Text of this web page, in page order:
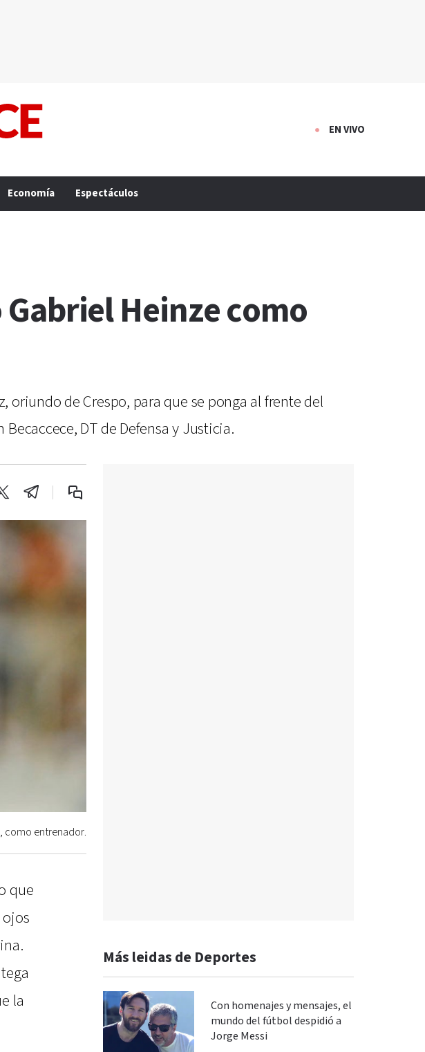
EN VIVO
Economía Espectáculos
Heinze como
de Crespo, para que se ponga al frente del
DT de Defensa y Justicia.
como entrenador.
que
la
Más leidas de Deportes
Con homenajes y mensajes, el
mundo del fútbol despidió a
Jorge Messi